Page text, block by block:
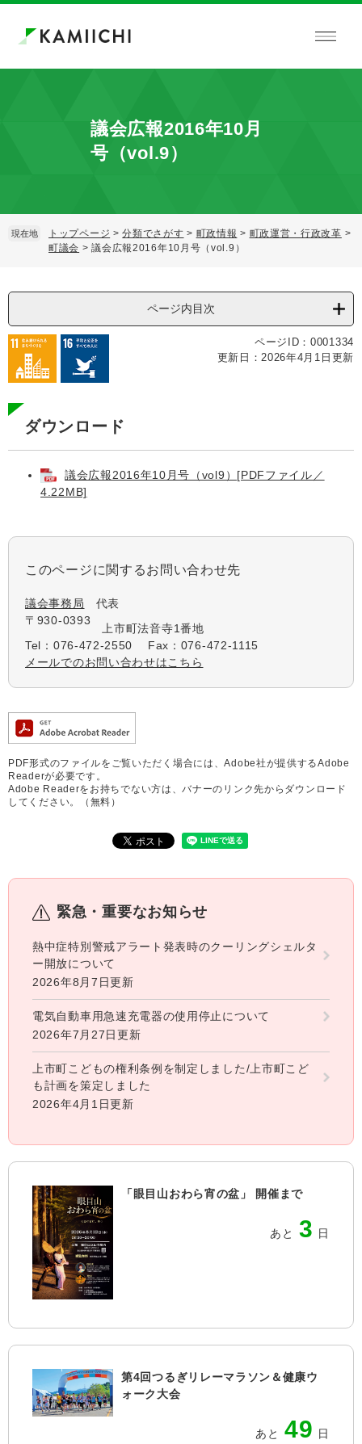
ペ
メ
議会広報2016年10月
号（vol.9）
現在地 トップページ >分類でさがす > 町政情報 > 町政運営・行政改革 >
町議会 >議会広報2016年10月号（vol.9）
ページ内目次
ページID：0001334
更新日：2026年4月1日更新
ダウンロード
議会広報2016年10月号（vol9）[PDFファイル／
4.22MB]
このページに関するお問い合わせ先
議会事務局
代表
〒930-0393
上市町法音寺1番地
Tel：076-472-2550
Fax：076-472-1115
メールでのお問い合わせはこちら
PDF形式のファイルをご覧いただく場合には、Adobe社が提供するAdobe
Readerが必要です。
Adobe Readerをお持ちでない方は、バナーのリンク先からダウンロード
してください。（無料）
緊急・重要なお知らせ
熱中症特別警戒アラート発表時のクーリングシェルタ
ー開放について
2026年8月7日更新
電気自動車用急速充電器の使用停止について
2026年7月27日更新
上市町こどもの権利条例を制定しました/上市町こど
も計画を策定しました
2026年4月1日更新
「眼目山おわら宵の盆」 開催まで
あと 3 日
第4回つるぎリレーマラソン＆健康ウ
ォーク大会
あと 49 日